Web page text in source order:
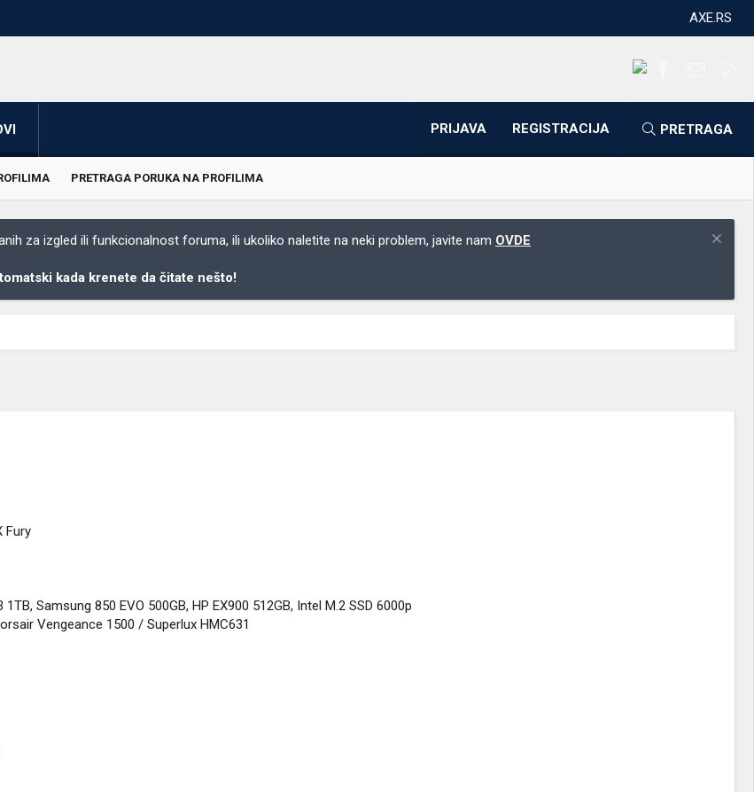
AXE.RS
PRIJAVA REGISTRACIJA PRETRAGA
PRETRAGA PORUKA NA PROFILIMA
za izgled ili funkcionalnost foruma, ili ukoliko naletite na neki problem, javite nam OVDE
kada krenete da čitate nešto!
Fury
Samsung 850 EVO 500GB, HP EX900 512GB, Intel M.2 SSD 6000p
Vengeance 1500 / Superlux HMC631